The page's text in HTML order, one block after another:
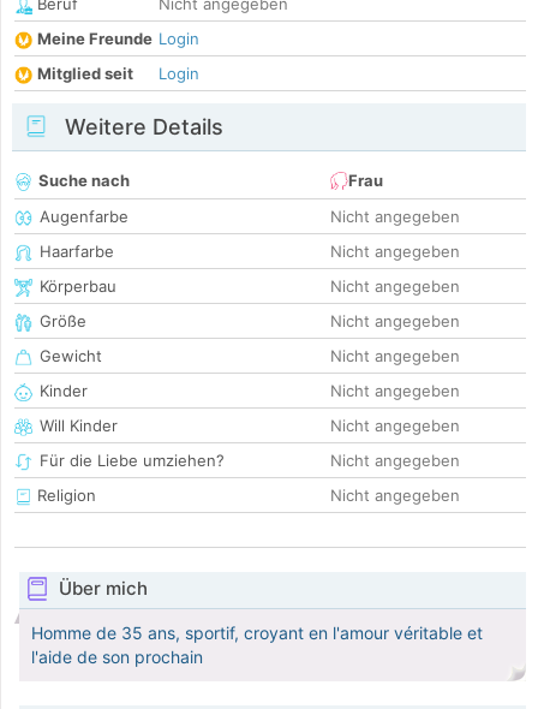
Meine Freunde Login
Mitglied seit
Login
Weitere Details
Suche nach
Frau
Augenfarbe
Nicht angegeben
Haarfarbe
Nicht angegeben
Körperbau
Nicht angegeben
Größe
Nicht angegeben
Gewicht
Nicht angegeben
Kinder
Nicht angegeben
Will Kinder
Nicht angegeben
Für die Liebe umziehen?
Nicht angegeben
Religion
Nicht angegeben
Über mich
Homme de 35 ans, sportif, croyant en l'amour véritable et
l'aide de son prochain